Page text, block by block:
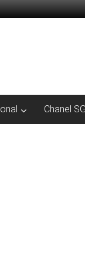
Chanel SG